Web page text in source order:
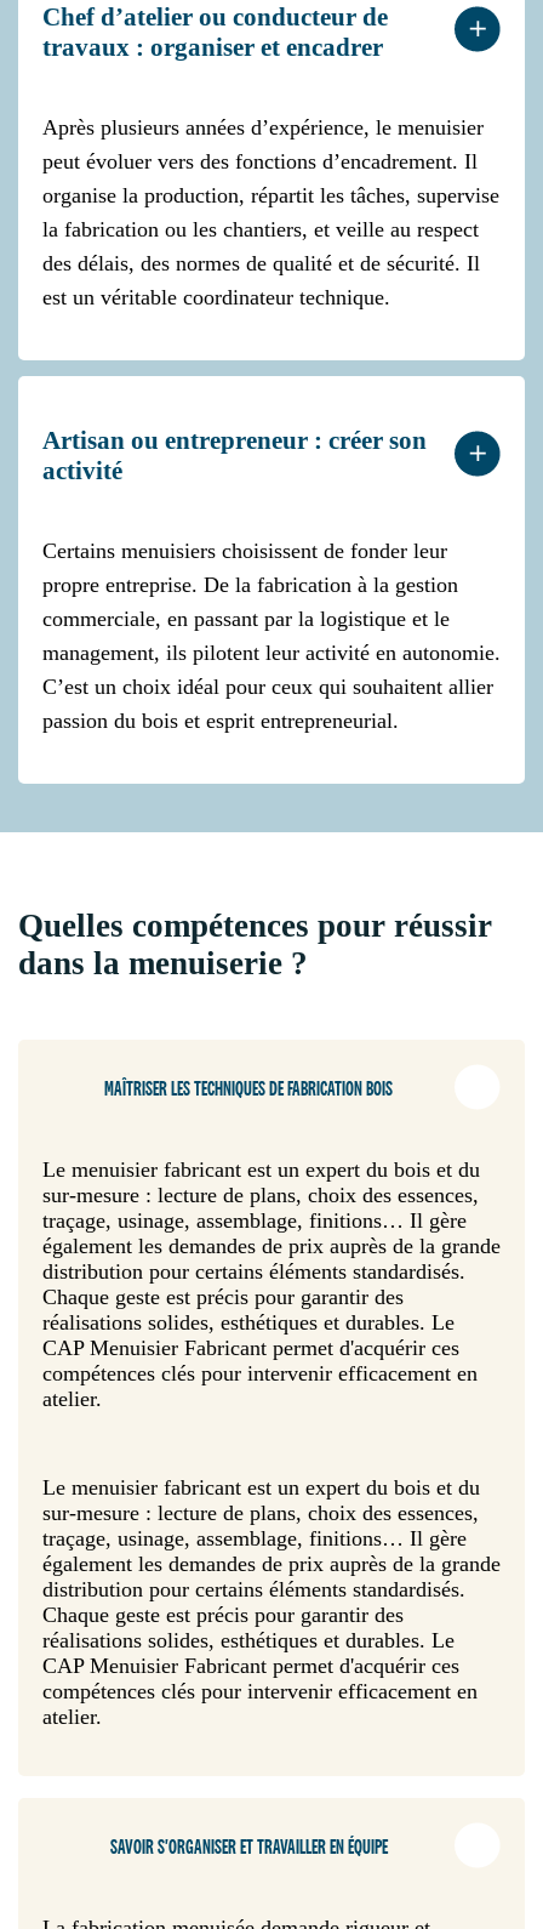
Chef d’atelier ou conducteur de
travaux : organiser et encadrer
Après plusieurs années d’expérience, le menuisier
peut évoluer vers des fonctions d’encadrement. Il
organise la production, répartit les tâches, supervise
la fabrication ou les chantiers, et veille au respect
des délais, des normes de qualité et de sécurité. Il
est un véritable coordinateur technique.
Artisan ou entrepreneur : créer son
activité
Certains menuisiers choisissent de fonder leur
propre entreprise. De la fabrication à la gestion
commerciale, en passant par la logistique et le
management, ils pilotent leur activité en autonomie.
C’est un choix idéal pour ceux qui souhaitent allier
passion du bois et esprit entrepreneurial.
Quelles compétences pour réussir
dans la menuiserie ?
MAÎTRISER LES TECHNIQUES DE FABRICATION BOIS
Le menuisier fabricant est un expert du bois et du
sur-mesure : lecture de plans, choix des essences,
traçage, usinage, assemblage, finitions… Il gère
également les demandes de prix auprès de la grande
distribution pour certains éléments standardisés.
Chaque geste est précis pour garantir des
réalisations solides, esthétiques et durables. Le
CAP Menuisier Fabricant permet d'acquérir ces
compétences clés pour intervenir efficacement en
atelier.
Le menuisier fabricant est un expert du bois et du
sur-mesure : lecture de plans, choix des essences,
traçage, usinage, assemblage, finitions… Il gère
également les demandes de prix auprès de la grande
distribution pour certains éléments standardisés.
Chaque geste est précis pour garantir des
réalisations solides, esthétiques et durables. Le
CAP Menuisier Fabricant permet d'acquérir ces
compétences clés pour intervenir efficacement en
atelier.
SAVOIR S'ORGANISER ET TRAVAILLER EN ÉQUIPE